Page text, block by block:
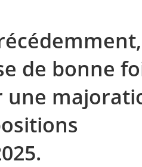
de bonne
une